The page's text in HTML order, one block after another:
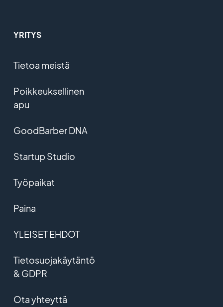
YRITYS
Tietoa meistä
Poikkeuksellinen
apu
GoodBarber DNA
Startup Studio
Työpaikat
Paina
YLEISET EHDOT
Tietosuojakäytäntö
& GDPR
Ota yhteyttä